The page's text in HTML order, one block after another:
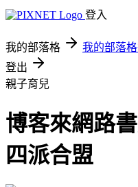
登入
我的部落格 我的部落
登出
親子育兒
博客來網路
四派合盟